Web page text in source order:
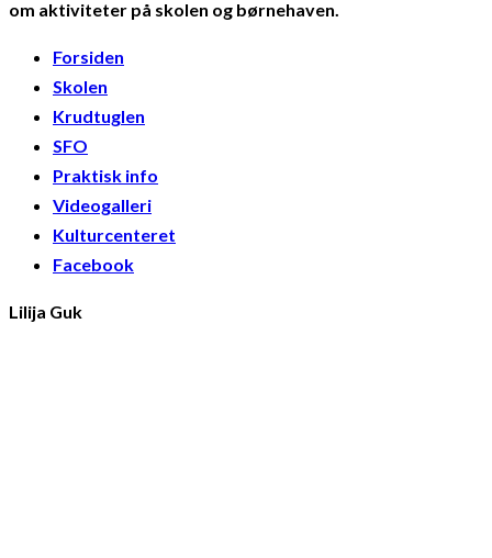
om aktiviteter på skolen og børnehaven.
Forsiden
Skolen
Krudtuglen
SFO
Praktisk info
Videogalleri
Kulturcenteret
Facebook
Lilija Guk